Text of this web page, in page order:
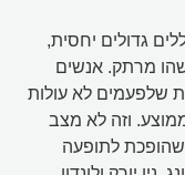
גדולים יחסית,
מרתק. אנשים
שלפעמים לא עולות
ממוצע. וזה לא מצב
שהופכת לתופעה